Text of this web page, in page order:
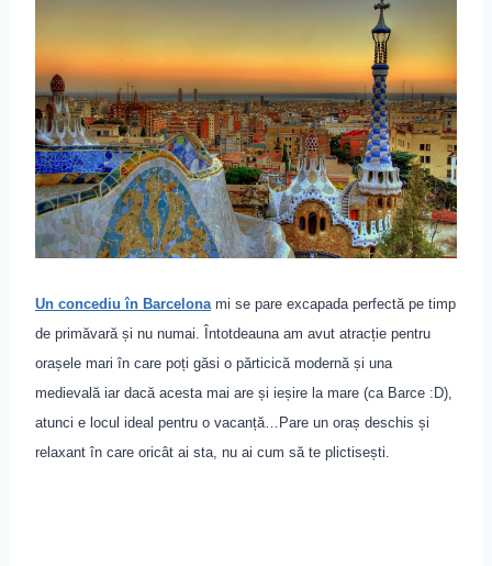
Un concediu în Barcelona mi se pare excapada perfectă pe timp
de primăvară și nu numai. Întotdeauna am avut atracție pentru
orașele mari în care poți găsi o părticică modernă și una
medievală iar dacă acesta mai are și ieșire la mare (ca Barce :D),
atunci e locul ideal pentru o vacanță…Pare un oraș deschis și
relaxant în care oricât ai sta, nu ai cum să te plictisești.